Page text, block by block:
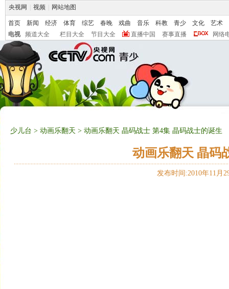
央视网 视频 网站地图
首页 新闻 经济 体育 综艺 春晚 戏曲 音乐 科教 青少 文化
艺术
电视
频道大全 栏目大全 节目大全 直播中国 赛事直播 网络
少儿台 > 动画乐翻天 > 动画乐翻天 晶码战士 第4集 晶码战士的诞生
动画乐翻天 晶码
发布时间:2010年11月